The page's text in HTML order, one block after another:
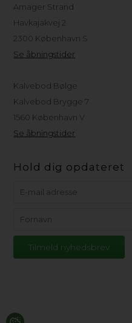
Amager Strand
Havkajakvej 2
2300 København S
Se åbningstider
Kalvebod Bølge
Kalvebod Brygge 7
1560 København V
Se åbningstider
Hold dig opdateret